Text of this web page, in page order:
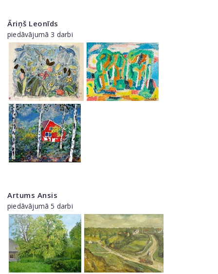
Āriņš Leonīds
piedāvājumā 3 darbi
Artums Ansis
piedāvājumā 5 darbi